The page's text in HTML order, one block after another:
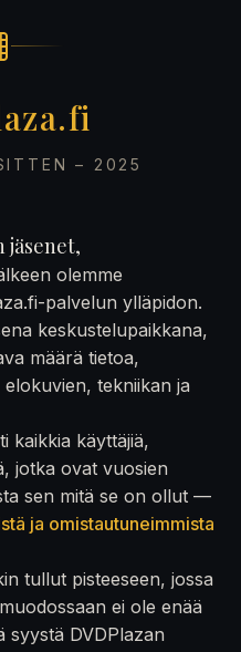
– 2025
jäsenet,
olemme
palvelun ylläpidon.
keskustelupaikkana,
määrä tietoa,
tekniikan ja
kaikkia käyttäjiä,
jotka ovat vuosien
sen mitä se on ollut —
ja omistautuneimmista
tullut pisteeseen, jossa
ei ole enää
syystä DVDPlazan